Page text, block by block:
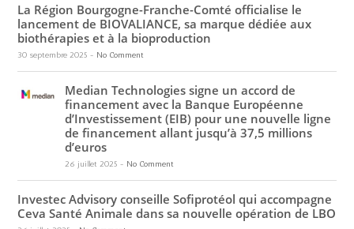
La Région Bourgogne-Franche-Comté officialise le
lancement de BIOVALIANCE, sa marque dédiée aux
biothérapies et à la bioproduction
30 septembre 2025- No Comment
Median Technologies signe un accord de
financement avec la Banque Européenne
d’Investissement (EIB) pour une nouvelle ligne
de financement allant jusqu’à 37,5 millions
d’euros
26 juillet 2025- No Comment
Investec Advisory conseille Sofiprotéol qui accompagne
Ceva Santé Animale dans sa nouvelle opération de LBO